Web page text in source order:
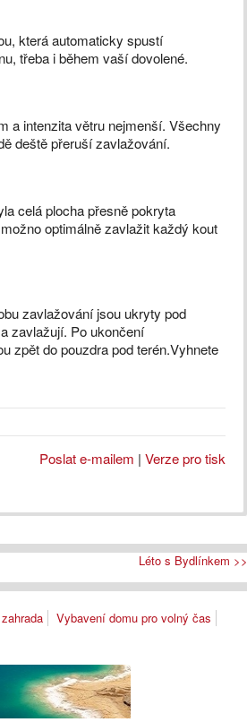
která automaticky spustí
třeba i během vaší dovolené.
a intenzita větru nejmenší. Všechny
deště přeruší zavlažování.
celá plocha přesně pokryta
optimálně zavlažit každý kout
zavlažování jsou ukryty pod
zavlažují. Po ukončení
zpět do pouzdra pod terén.Vyhnete
Poslat e-mailem | Verze pro tisk
Léto s Bydlínkem >>
Vybavení domu pro volný čas